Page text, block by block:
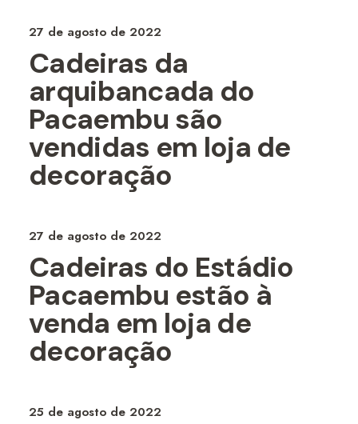
27 de agosto de 2022
Cadeiras da
arquibancada do
Pacaembu são
vendidas em loja de
decoração
27 de agosto de 2022
Cadeiras do Estádio
Pacaembu estão à
venda em loja de
decoração
25 de agosto de 2022